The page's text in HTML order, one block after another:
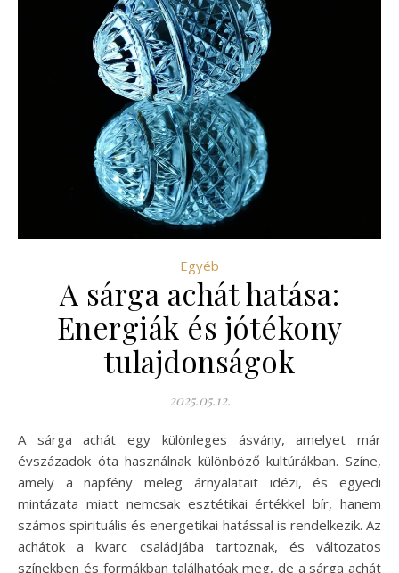
Egyéb
A sárga achát hatása:
Energiák és jótékony
tulajdonságok
2025.05.12.
A sárga achát egy különleges ásvány, amelyet már
évszázadok óta használnak különböző kultúrákban. Színe,
amely a napfény meleg árnyalatait idézi, és egyedi
mintázata miatt nemcsak esztétikai értékkel bír, hanem
számos spirituális és energetikai hatással is rendelkezik. Az
achátok a kvarc családjába tartoznak, és változatos
színekben és formákban találhatóak meg, de a sárga achát